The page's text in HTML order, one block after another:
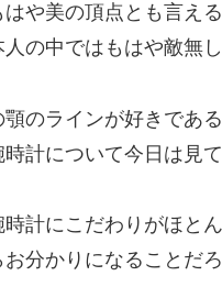
や美の頂点とも言え
の中ではもはや敵無
のラインが好きであ
計について今日は見
計にこだわりがほと
分かりになることだろ